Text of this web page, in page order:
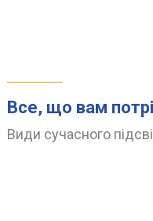
Все, що вам
Види сучасного